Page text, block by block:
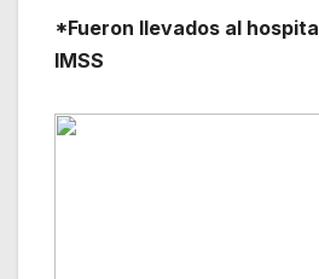
*Fueron llevados al
IMSS